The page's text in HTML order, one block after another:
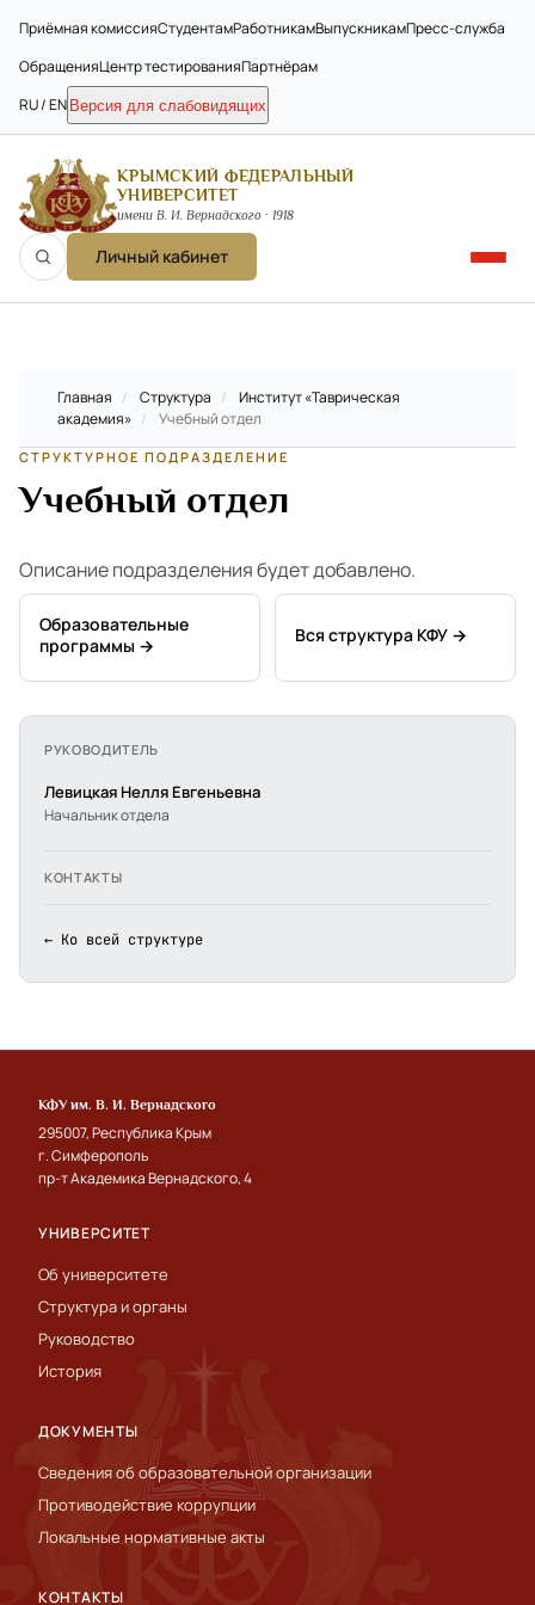
Приёмная комиссияСтудентамРаботникамВыпускникамПресс-служба
ОбращенияЦентр тестированияПартнёрам
RU / EN Версия для слабовидящих
КРЫМСКИЙ ФЕДЕРАЛЬНЫЙ
УНИВЕРСИТЕТ
имени В. И. Вернадского · 1918
Личный кабинет
Главная / Структура /
Институт «Таврическая
академия» / Учебный отдел
СТРУКТУРНОЕ ПОДРАЗДЕЛЕНИЕ
Учебный отдел
Описание подразделения будет добавлено.
Образовательные
программы →
Вся структура КФУ →
РУКОВОДИТЕЛЬ
Левицкая Нелля Евгеньевна
Начальник отдела
КОНТАКТЫ
← Ко всей структуре
КФУ им. В. И. Вернадского
295007, Республика Крым
г. Симферополь
пр-т Академика Вернадского, 4
УНИВЕРСИТЕТ
Об университете
Структура и органы
Руководство
История
ДОКУМЕНТЫ
Сведения об образовательной организации
Противодействие коррупции
Локальные нормативные акты
КОНТАКТЫ